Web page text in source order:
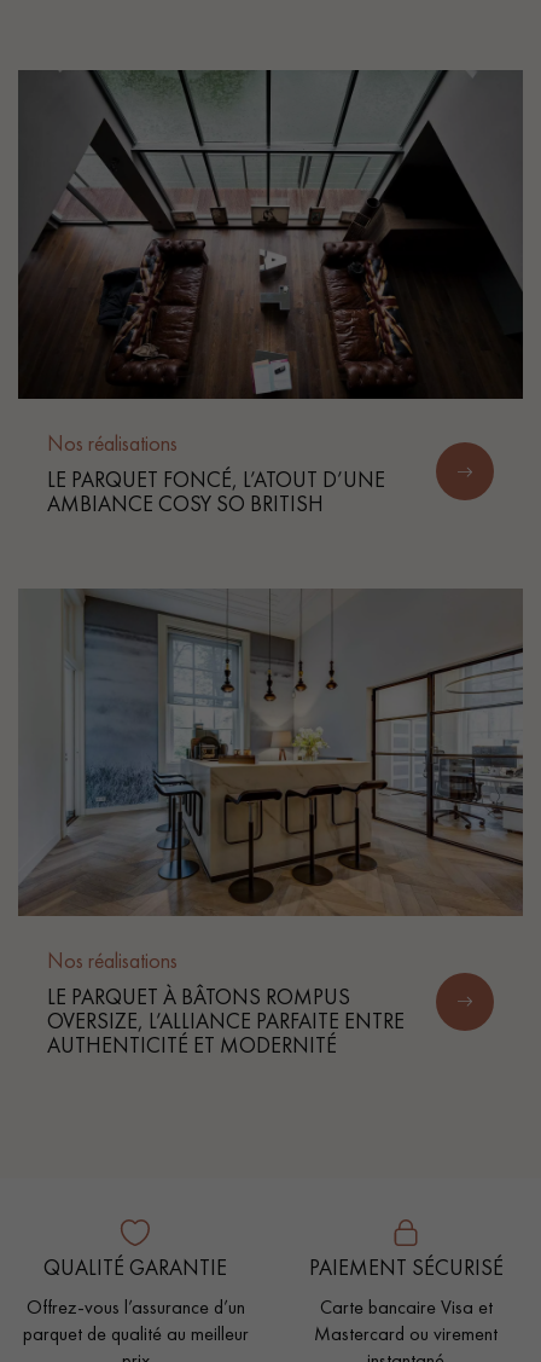
Nos réalisations
LE PARQUET FONCÉ, L’ATOUT D’UNE
AMBIANCE COSY SO BRITISH
Nos réalisations
LE PARQUET À BÂTONS ROMPUS
OVERSIZE, L’ALLIANCE PARFAITE ENTRE
AUTHENTICITÉ ET MODERNITÉ
QUALITÉ GARANTIE
Offrez-vous l’assurance d’un
parquet de qualité au meilleur
PAIEMENT SÉCURISÉ
Carte bancaire Visa et
Mastercard ou virement